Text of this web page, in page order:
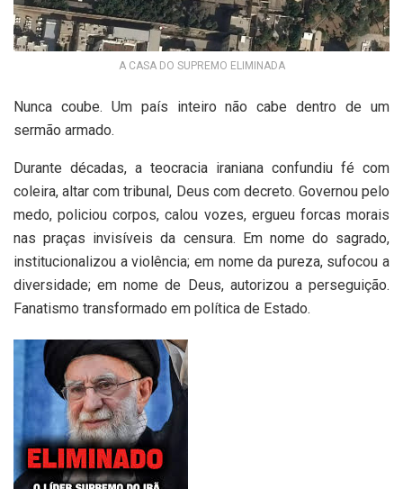
A CASA DO SUPREMO ELIMINADA
Nunca coube. Um país inteiro não cabe dentro de um
sermão armado.
Durante décadas, a teocracia iraniana confundiu fé com
coleira, altar com tribunal, Deus com decreto. Governou pelo
medo, policiou corpos, calou vozes, ergueu forcas morais
nas praças invisíveis da censura. Em nome do sagrado,
institucionalizou a violência; em nome da pureza, sufocou a
diversidade; em nome de Deus, autorizou a perseguição.
Fanatismo transformado em política de Estado.